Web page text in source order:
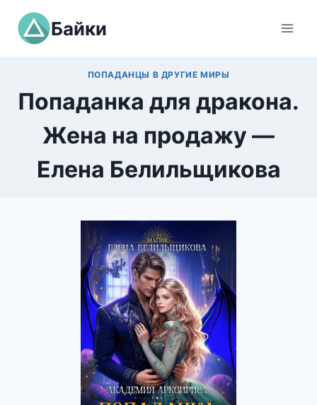
Перейти
содержимому
Байки
ПОПАДАНЦЫ В ДРУГИЕ МИРЫ
Попаданка для дракона.
Жена на продажу —
Елена Белильщикова